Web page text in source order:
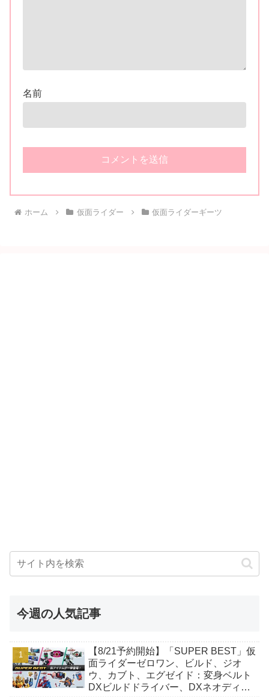
名前
ホーム 仮面ライダー 仮面ライダーギーツ
今週の人気記事
【8/21予約開始】「SUPER BEST」仮
面ライダーゼロワン、ビルド、ジオ
ウ、カブト、エグゼイド：変身ベルト
DXビルドドライバー、DXネオディケ